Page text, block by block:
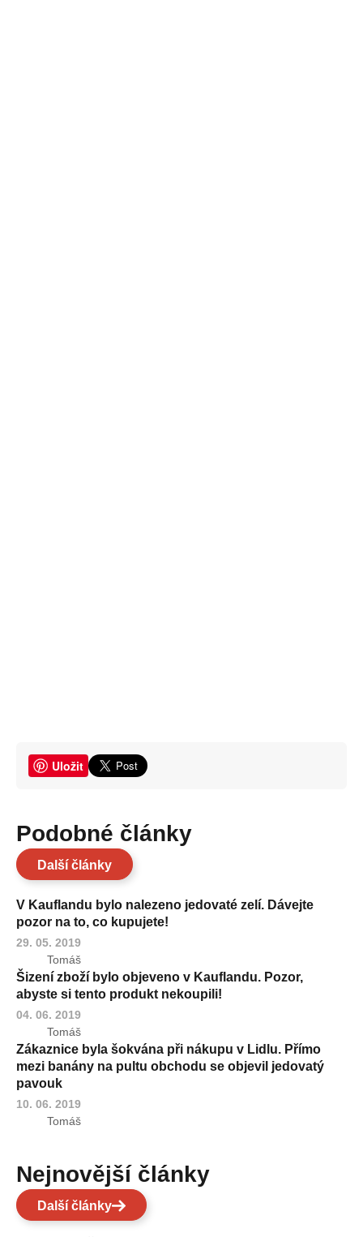
Uložit
Podobné články
Další články
V Kauflandu bylo nalezeno jedovaté zelí. Dávejte
pozor na to, co kupujete!
29. 05. 2019
Tomáš
Šizení zboží bylo objeveno v Kauflandu. Pozor,
abyste si tento produkt nekoupili!
04. 06. 2019
Tomáš
Zákaznice byla šokvána při nákupu v Lidlu. Přímo
mezi banány na pultu obchodu se objevil jedovatý
pavouk
10. 06. 2019
Tomáš
Nejnovější články
Další články